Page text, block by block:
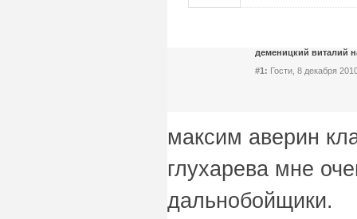
деменицкий виталий
#1: Гости, 8 декабря
максим аверин
глухарева мне
дальнобойщики.